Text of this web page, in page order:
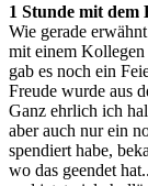
1 Stunde mit dem
Wie gerade
mit einem
gab es noch ein
Freude wurde aus
Ganz ehrlich ich
aber auch nur ein
spendiert habe,
wo das geendet